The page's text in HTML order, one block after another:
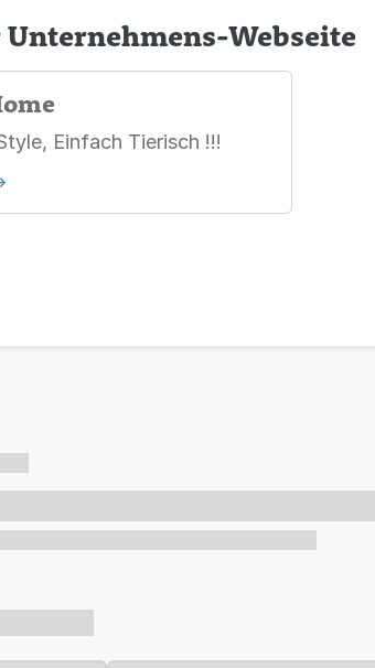
Webseite
Einfach Tierisch !!!